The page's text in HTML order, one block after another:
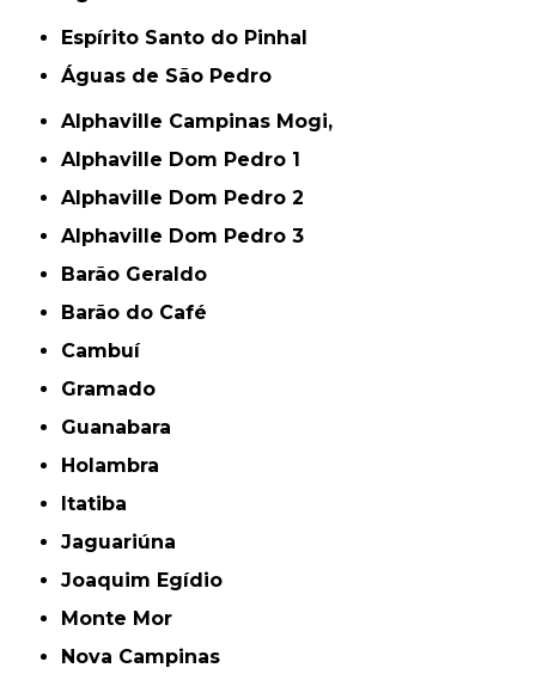
Espírito Santo do Pinhal
Águas de São Pedro
Alphaville Campinas Mogi,
Alphaville Dom Pedro 1
Alphaville Dom Pedro 2
Alphaville Dom Pedro 3
Barão Geraldo
Barão do Café
Cambuí
Gramado
Guanabara
Holambra
Itatiba
Jaguariúna
Joaquim Egídio
Monte Mor
Nova Campinas